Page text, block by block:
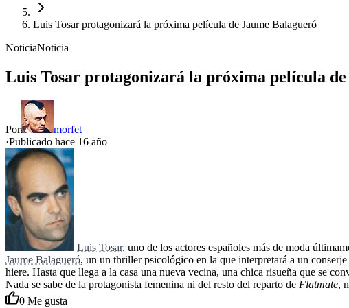
Luis Tosar protagonizará la próxima película de Jaume Balagueró
NoticiaNoticia
Luis Tosar protagonizará la próxima película
Por
morfet
·Publicado hace 16 año
Luis Tosar, uno de los actores españoles más de moda
Jaume Balagueró, un un thriller psicológico en la que interpretará a un
hiere. Hasta que llega a la casa una nueva vecina, una chica risueña que se
Nada se sabe de la protagonista femenina ni del resto del reparto de Flatmate,
0 Me gusta